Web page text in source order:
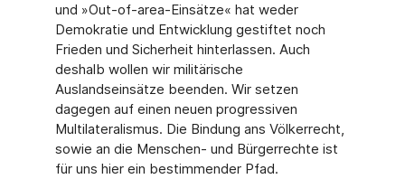
und »Out-of-area-Einsätze« hat weder
Demokratie und Entwicklung gestiftet noch
Frieden und Sicherheit hinterlassen. Auch
deshalb wollen wir militärische
Auslandseinsätze beenden. Wir setzen
dagegen auf einen neuen progressiven
Multilateralismus. Die Bindung ans Völkerrecht,
sowie an die Menschen- und Bürgerrechte ist
für uns hier ein bestimmender Pfad.